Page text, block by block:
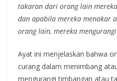
takaran dari orang lain
dan apabila mereka menakar
orang lain, mereka mengurangi
Ayat ini menjelaskan bahwa
curang dalam menimbang
mengurangi timbangan atau